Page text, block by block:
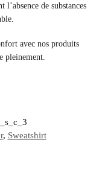
de substances
avec nos produits
pleinement.
, Sweatshirt